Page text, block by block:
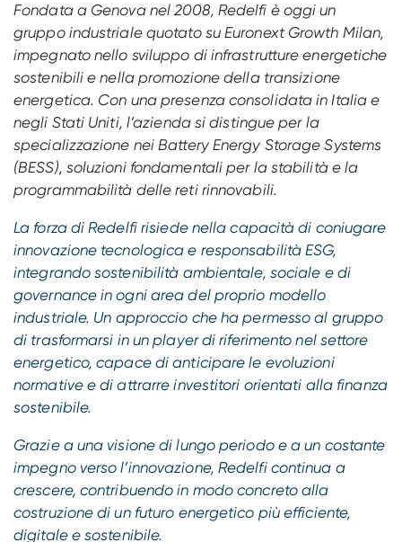
Fondata a Genova nel 2008, Redelfi è oggi un
gruppo industriale quotato su Euronext Growth Milan,
impegnato nello sviluppo di infrastrutture energetiche
sostenibili e nella promozione della transizione
energetica. Con una presenza consolidata in Italia e
negli Stati Uniti, l’azienda si distingue per la
specializzazione nei Battery Energy Storage Systems
(BESS), soluzioni fondamentali per la stabilità e la
programmabilità delle reti rinnovabili.
La forza di Redelfi risiede nella capacità di coniugare
innovazione tecnologica e responsabilità ESG,
integrando sostenibilità ambientale, sociale e di
governance in ogni area del proprio modello
industriale. Un approccio che ha permesso al gruppo
di trasformarsi in un player di riferimento nel settore
energetico, capace di anticipare le evoluzioni
normative e di attrarre investitori orientati alla finanza
sostenibile.
Grazie a una visione di lungo periodo e a un costante
impegno verso l’innovazione, Redelfi continua a
crescere, contribuendo in modo concreto alla
costruzione di un futuro energetico più efficiente,
digitale e sostenibile.